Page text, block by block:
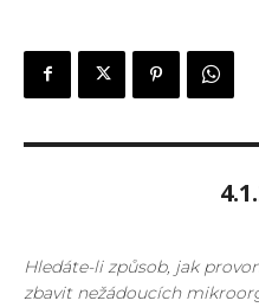
Hledáte-li způsob, jak
zbavit nežádoucích